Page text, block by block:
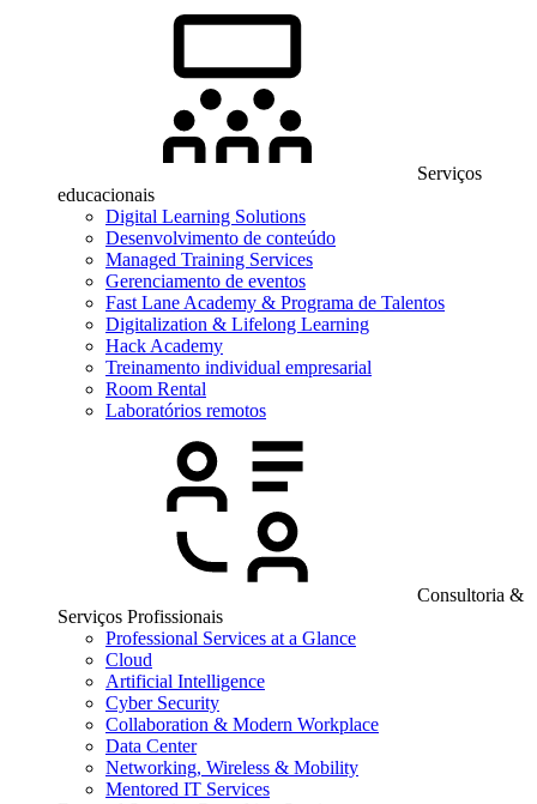
Serviços
educacionais
Digital Learning Solutions
Desenvolvimento de conteúdo
Managed Training Services
Gerenciamento de eventos
Fast Lane Academy & Programa de Talentos
Digitalization & Lifelong Learning
Hack Academy
Treinamento individual empresarial
Room Rental
Laboratórios remotos
Consultoria &
Serviços Profissionais
Professional Services at a Glance
Cloud
Artificial Intelligence
Cyber Security
Collaboration & Modern Workplace
Data Center
Networking, Wireless & Mobility
Mentored IT Services